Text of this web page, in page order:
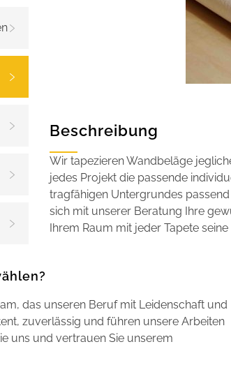
Beschreibung
Wir tapezieren Wandbeläge
jedes Projekt die passende
tragfähigen Untergrundes
sich mit unserer Beratung Ihre
Ihrem Raum mit jeder Tapete
das unseren Beruf mit Leidenschaft und
zuverlässig und führen unsere Arbeiten
uns und vertrauen Sie unserem